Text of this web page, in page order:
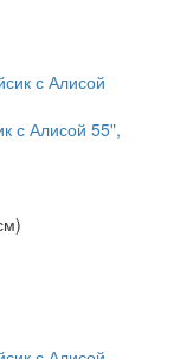
с Алисой 55",